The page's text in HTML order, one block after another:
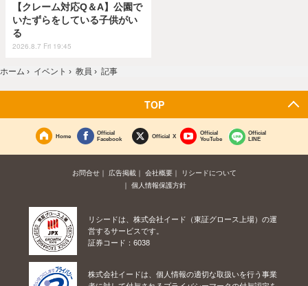
【クレーム対応Q＆A】公園で
いたずらをしている子供がい
る
2026.8.7 Fri 19:45
ホーム › イベント › 教員 › 記事
TOP
Home
Official
Facebook
Official X
Official
YouTube
Official
LINE
お問合せ 広告掲載 会社概要
リシードについて
個人情報保護方針
リシードは、株式会社イード（東証グロース上場）の運
営するサービスです。
証券コード：6038
株式会社イードは、個人情報の適切な取扱いを行う事業